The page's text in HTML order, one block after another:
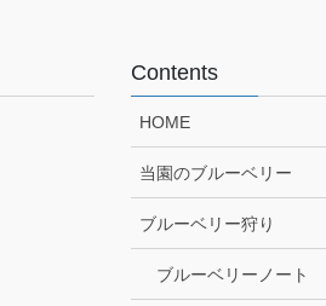
Contents
HOME
当園のブルーベリー
ブルーベリー狩り
ブルーベリーノート